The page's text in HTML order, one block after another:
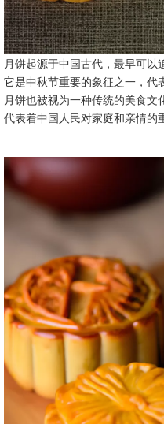
月饼起源于中国古代，最早可以
它是中秋节重要的象征之一，代
月饼也被视为一种传统的美食文
代表着中国人民对家庭和亲情的